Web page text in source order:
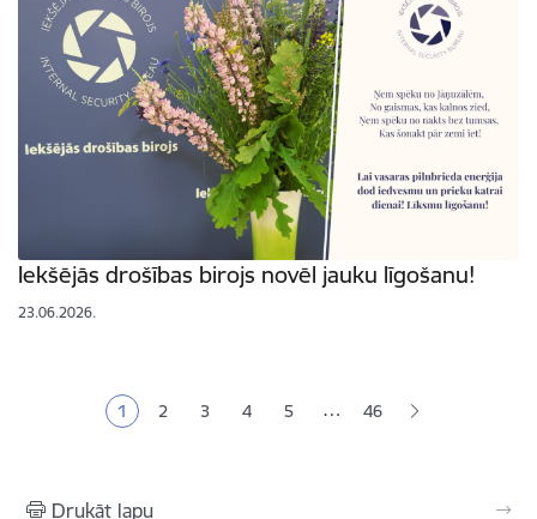
Iekšējās drošības birojs novēl jauku līgošanu!
23.06.2026.
Pašreizējā lapa
1 Lapa
2 Lapa
3 Lapa
4 Lapa
5 … 46
Drukāt lapu